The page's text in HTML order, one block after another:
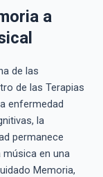
a
de las
de las Terapias
enfermedad
la
permanece
en una
Memoria,